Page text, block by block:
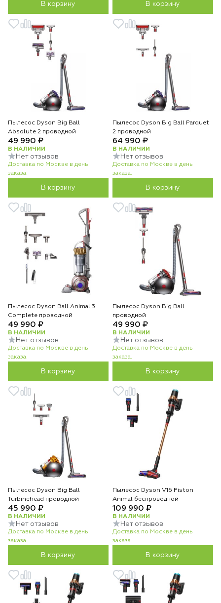
В корзину В корзину
Пылесос Dyson Big Ball
Absolute 2 проводной
49 990 ₽
В НАЛИЧИИ
Нет отзывов
Доставка по Москве в день
заказа.
В корзину
Пылесос Dyson Big Ball Parquet
2 проводной
64 990 ₽
В НАЛИЧИИ
Нет отзывов
Доставка по Москве в день
заказа.
В корзину
Пылесос Dyson Ball Animal 3
Complete проводной
49 990 ₽
В НАЛИЧИИ
Нет отзывов
Доставка по Москве в день
заказа.
В корзину
Пылесос Dyson Big Ball
проводной
49 990 ₽
В НАЛИЧИИ
Нет отзывов
Доставка по Москве в день
заказа.
В корзину
Пылесос Dyson Big Ball
Turbinehead проводной
45 990 ₽
В НАЛИЧИИ
Нет отзывов
Доставка по Москве в день
заказа.
В корзину
Пылесос Dyson V16 Piston
Animal беспроводной
109 990 ₽
В НАЛИЧИИ
Нет отзывов
Доставка по Москве в день
заказа.
В корзину